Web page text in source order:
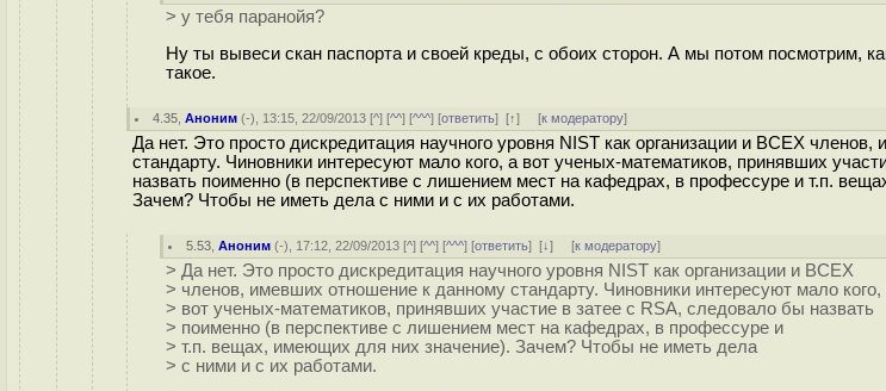
> у тебя паранойя?
Ну ты вывеси скан паспорта и своей креды, с обоих сторон. А мы потом посмотрим,
такое.
4.35 ,Аноним (-), 13:15, 22/09/2013 [^] [^^] [^^^] [ответить][↑] [к модератору]
Да нет. Это просто дискредитация научного уровня NIST как организации и ВСЕХ
стандарту. Чиновники интересуют мало кого, а вот ученых-математиков, принявших
назвать поименно (в перспективе с лишением мест на кафедрах, в профессуре и т.п.
Зачем? Чтобы не иметь дела с ними и с их работами.
5.53 ,Аноним (-), 17:12, 22/09/2013 [^] [^^] [^^^] [ответить][↓] [к модератору]
> Да нет. Это просто дискредитация научного уровня NIST как организации и ВСЕХ
> членов, имевших отношение к данному стандарту. Чиновники интересуют мало кого,
> вот ученых-математиков, принявших участие в затее с RSA, следовало бы назвать
> поименно (в перспективе с лишением мест на кафедрах, в профессуре и
> т.п. вещах, имеющих для них значение). Зачем? Чтобы не иметь дела
> с ними и с их работами.